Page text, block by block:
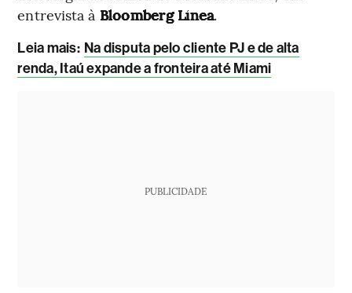
entrevista à Bloomberg Línea.
Leia mais: Na disputa pelo cliente PJ e de alta
renda, Itaú expande a fronteira até Miami
PUBLICIDADE